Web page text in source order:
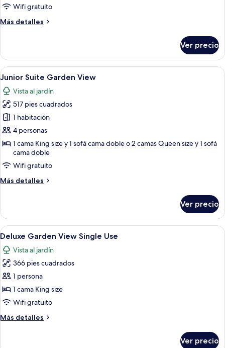
Suite
View
Wifi gratuito
Más detalles
Más
Suite
Garden
View
Ver precio
Abrir
todas
las
fotos
de
Junior
Suite
Garden
View
Una habitación de hotel con sofá,
7
Junior Suite Garden View
Vista al jardín
517 pies cuadrados
1 habitación
4 personas
1 cama King size y 1 sofá cama doble o 2 camas Queen size y 1 sofá
cama doble
Wifi gratuito
Más detalles
Más
Suite
Garden
View
Ver precio
Abrir
todas
las
fotos
de
Deluxe
Garden
Single
Habitación de hotel con dos camas,
6
Deluxe Garden View Single Use
Vista al jardín
366 pies cuadrados
1 persona
1 cama King size
Wifi gratuito
Más detalles
Más
Ver precio